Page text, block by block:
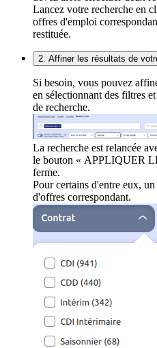
Lancez votre recherche en
offres d'emploi
restituée.
2. Affiner les résultats de
Si besoin, vous pouvez
en sélectionnant des filtres
de recherche.
La recherche est relancée
le bouton « APPLIQUER
ferme.
Pour certains d'entre eux,
d'offres correspondant.